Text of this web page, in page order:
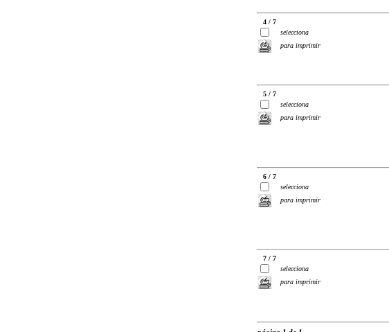
4 / 7
selecciona
para imprimir
5 / 7
selecciona
para imprimir
6 / 7
selecciona
para imprimir
7 / 7
selecciona
para imprimir